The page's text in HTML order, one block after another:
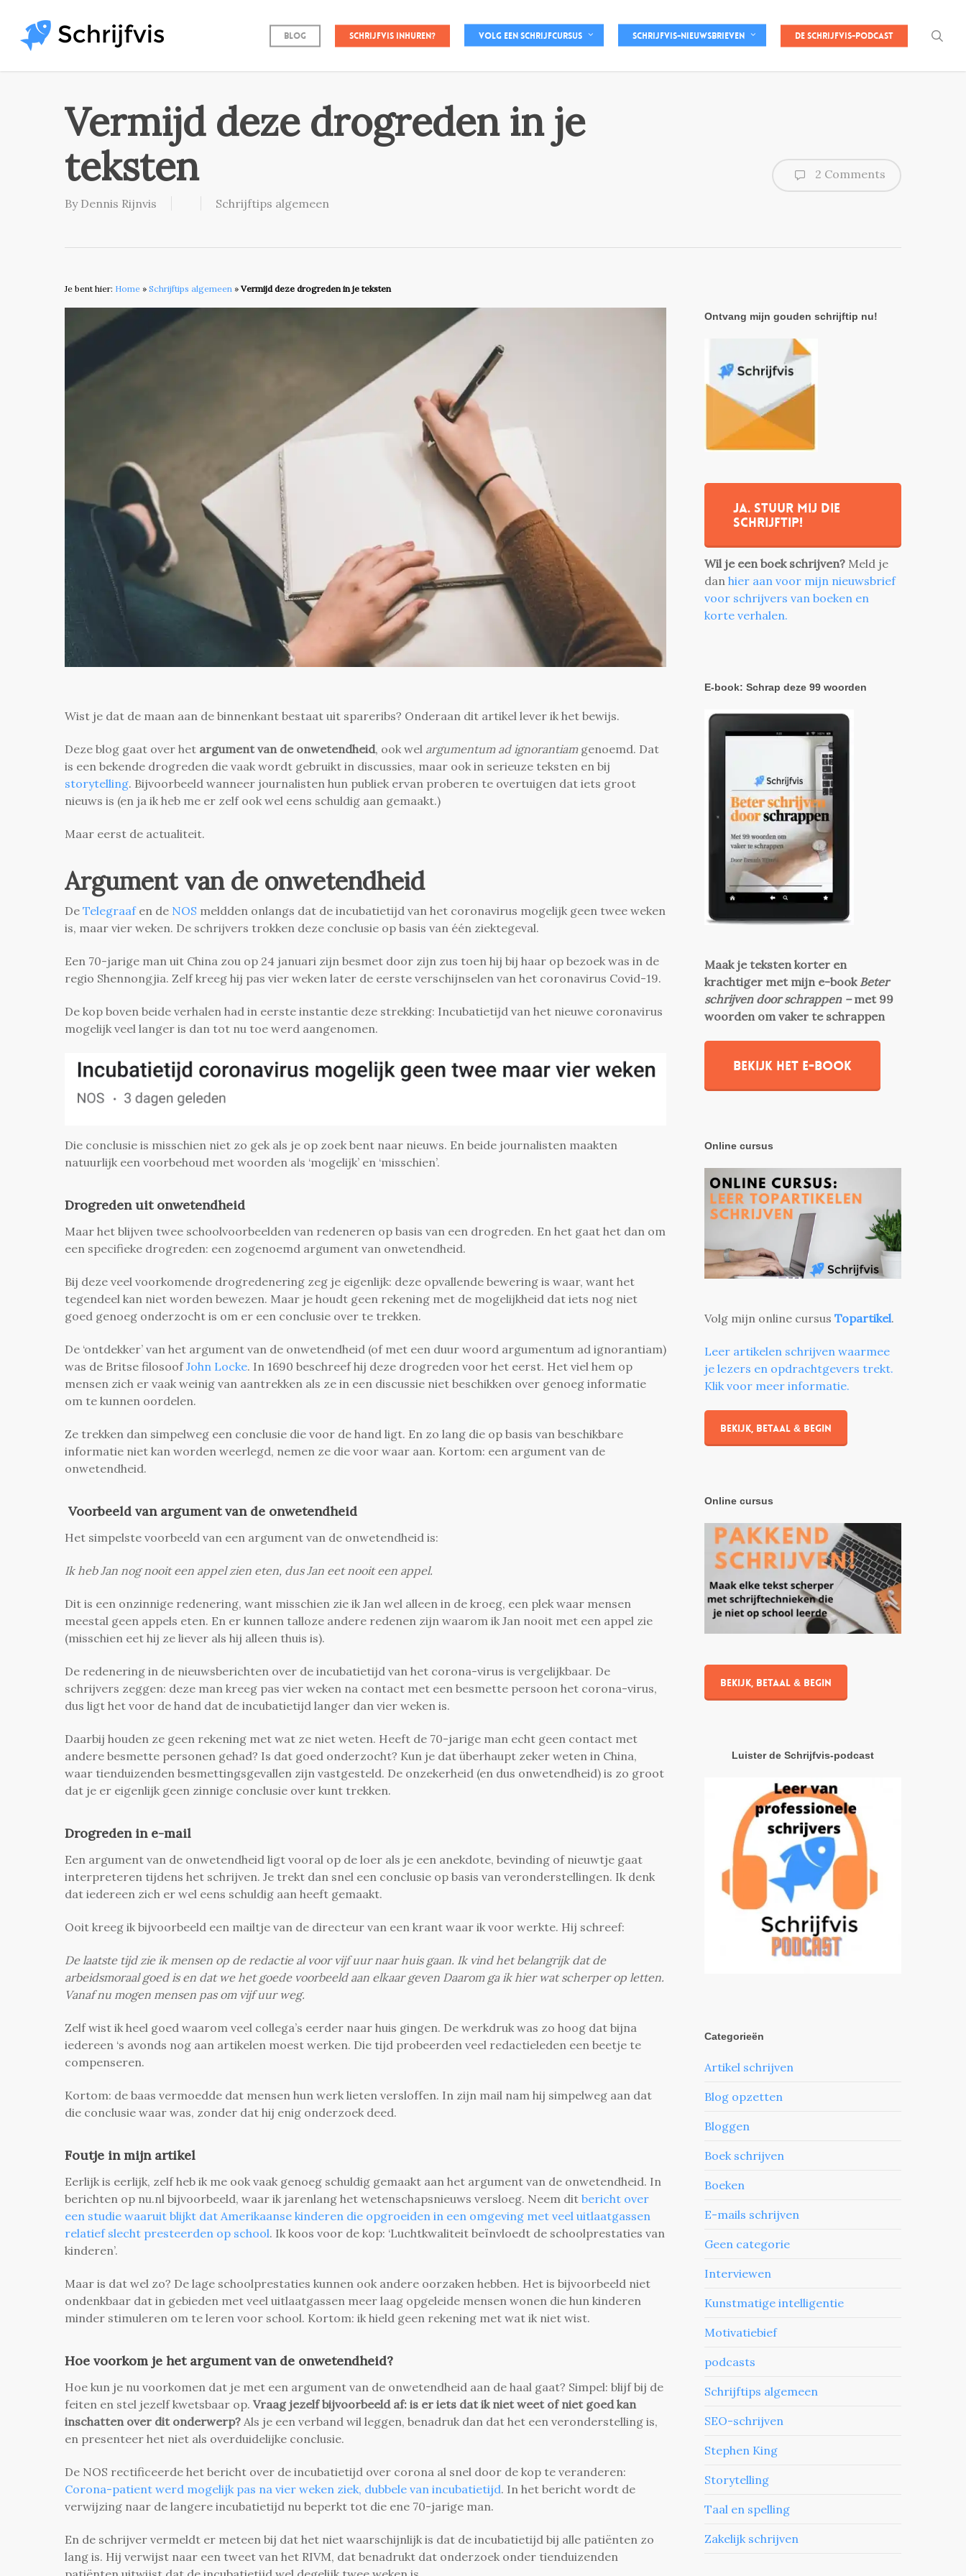
main
Blog Schrijfvis inhuren? Volg een schrijfcursus Schrijfvis-nieuwsbrieven De Schrijfvis-podcast
Vermijd deze drogreden in je
teksten
By Dennis Rijnvis Schrijftips algemeen
2 Comments
Je bent hier: Home » Schrijftips algemeen » Vermijd deze drogreden in je teksten
Wist je dat de maan aan de binnenkant bestaat uit spareribs? Onderaan dit artikel lever ik het bewijs.
Deze blog gaat over het argument van de onwetendheid, ook wel argumentum ad ignorantiamgenoemd. Dat
is een bekende drogreden die vaak wordt gebruikt in discussies, maar ook in serieuze teksten en bij
storytelling. Bijvoorbeeld wanneer journalisten hun publiek ervan proberen te overtuigen dat iets groot
nieuws is (en ja ik heb me er zelf ook wel eens schuldig aan gemaakt.)
Maar eerst de actualiteit.
Argument van de onwetendheid
De Telegraafen de NOS meldden onlangs dat de incubatietijd van het coronavirus mogelijk geen twee weken
is, maar vier weken. De schrijvers trokken deze conclusie op basis van één ziektegeval.
Een 70-jarige man uit China zou op 24 januari zijn besmet door zijn zus toen hij bij haar op bezoek was in de
regio Shennongjia. Zelf kreeg hij pas vier weken later de eerste verschijnselen van het coronavirus Covid-19.
De kop boven beide verhalen had in eerste instantie deze strekking: Incubatietijd van het nieuwe coronavirus
mogelijk veel langer is dan tot nu toe werd aangenomen.
Die conclusie is misschien niet zo gek als je op zoek bent naar nieuws. En beide journalisten maakten
natuurlijk een voorbehoud met woorden als ‘mogelijk’ en ‘misschien’.
Drogreden uit onwetendheid
Maar het blijven twee schoolvoorbeelden van redeneren op basis van een drogreden. En het gaat het dan om
een specifieke drogreden: een zogenoemd argument van onwetendheid.
Bij deze veel voorkomende drogredenering zeg je eigenlijk: deze opvallende bewering is waar, want het
tegendeel kan niet worden bewezen. Maar je houdt geen rekening met de mogelijkheid dat iets nog niet
goed genoeg onderzocht is om er een conclusie over te trekken.
De ‘ontdekker’ van het argument van de onwetendheid (of met een duur woord argumentum ad ignorantiam)
was de Britse filosoofJohn Locke. In 1690 beschreef hij deze drogreden voor het eerst. Het viel hem op
mensen zich er vaak weinig van aantrekken als ze in een discussie niet beschikken over genoeg informatie
om te kunnen oordelen.
Ze trekken dan simpelweg een conclusie die voor de hand ligt. En zo lang die op basis van beschikbare
informatie niet kan worden weerlegd, nemen ze die voor waar aan. Kortom: een argument van de
onwetendheid.
Voorbeeld van argument van de onwetendheid
Het simpelste voorbeeld van een argument van de onwetendheid is:
Ik heb Jan nog nooit een appel zien eten, dus Jan eet nooit een appel.
Dit is een onzinnige redenering, want misschien zie ik Jan wel alleen in de kroeg, een plek waar mensen
meestal geen appels eten. En er kunnen talloze andere redenen zijn waarom ik Jan nooit met een appel zie
(misschien eet hij ze liever als hij alleen thuis is).
De redenering in de nieuwsberichten over de incubatietijd van het corona-virus is vergelijkbaar. De
schrijvers zeggen: deze man kreeg pas vier weken na contact met een besmette persoon het corona-virus,
dus ligt het voor de hand dat de incubatietijd langer dan vier weken is.
Daarbij houden ze geen rekening met wat ze niet weten. Heeft de 70-jarige man echt geen contact met
andere besmette personen gehad? Is dat goed onderzocht? Kun je dat überhaupt zeker weten in China,
waar tienduizenden besmettingsgevallen zijn vastgesteld. De onzekerheid (en dus onwetendheid) is zo groot
dat je er eigenlijk geen zinnige conclusie over kunt trekken.
Drogreden in e-mail
Een argument van de onwetendheid ligt vooral op de loer als je een anekdote, bevinding of nieuwtje gaat
interpreteren tijdens het schrijven. Je trekt dan snel een conclusie op basis van veronderstellingen. Ik denk
dat iedereen zich er wel eens schuldig aan heeft gemaakt.
Ooit kreeg ik bijvoorbeeld een mailtje van de directeur van een krant waar ik voor werkte. Hij schreef:
De laatste tijd zie ik mensen op de redactie al voor vijf uur naar huis gaan. Ik vind het belangrijk dat de
arbeidsmoraal goed is en dat we het goede voorbeeld aan elkaar geven Daarom ga ik hier wat scherper op letten.
Vanaf nu mogen mensen pas om vijf uur weg.
Zelf wist ik heel goed waarom veel collega’s eerder naar huis gingen. De werkdruk was zo hoog dat bijna
iedereen ‘s avonds nog aan artikelen moest werken. Die tijd probeerden veel redactieleden een beetje te
compenseren.
Kortom: de baas vermoedde dat mensen hun werk lieten versloffen. In zijn mail nam hij simpelweg aan dat
die conclusie waar was, zonder dat hij enig onderzoek deed.
Foutje in mijn artikel
Eerlijk is eerlijk, zelf heb ik me ook vaak genoeg schuldig gemaakt aan het argument van de onwetendheid. In
berichten op nu.nl bijvoorbeeld, waar ik jarenlang het wetenschapsnieuws versloeg. Neem dit bericht over
een studie waaruit blijkt dat Amerikaanse kinderen die opgroeiden in een omgeving met veel uitlaatgassen
relatief slecht presteerden op school. Ik koos voor de kop: ‘Luchtkwaliteit beïnvloedt de schoolprestaties van
kinderen’.
Maar is dat wel zo? De lage schoolprestaties kunnen ook andere oorzaken hebben. Het is bijvoorbeeld niet
ondenkbaar dat in gebieden met veel uitlaatgassen meer laag opgeleide mensen wonen die hun kinderen
minder stimuleren om te leren voor school. Kortom: ik hield geen rekening met wat ik niet wist.
Hoe voorkom je het argument van de onwetendheid?
Hoe kun je nu voorkomen dat je met een argument van de onwetendheid aan de haal gaat? Simpel: blijf bij de
feiten en stel jezelf kwetsbaar op. Vraag jezelf bijvoorbeeld af: is er iets dat ik niet weet of niet goed kan
inschatten over dit onderwerp? Als je een verband wil leggen, benadruk dan dat het een veronderstelling is,
en presenteer het niet als overduidelijke conclusie.
De NOS rectificeerde het bericht over de incubatietijd over corona al snel door de kop te veranderen:
Corona-patient werd mogelijk pas na vier weken ziek, dubbele van incubatietijd. In het bericht wordt de
verwijzing naar de langere incubatietijd nu beperkt tot die ene 70-jarige man.
En de schrijver vermeldt er meteen bij dat het niet waarschijnlijk is dat de incubatietijd bij alle patiënten zo
lang is. Hij verwijst naar een tweet van het RIVM, dat benadrukt dat onderzoek onder tienduizenden
Ontvang mijn gouden schrijftip nu!
Ja. stuur mij die
schrijftip!
Wil je een boek schrijven? Meld je
danhier aan voor mijn nieuwsbrief
voor schrijvers van boeken en
korte verhalen.
E-book: Schrap deze 99 woorden
Maak je teksten korter en
krachtiger met mijn e-book Beter
schrijven door schrappen –met 99
woorden om vaker te schrappen
Bekijk het e-book
Online cursus
Volg mijn online cursusTopartikel.
Leer artikelen schrijven waarmee
je lezers en opdrachtgevers trekt.
Klik voor meer informatie.
Bekijk, betaal & begin
Online cursus
Bekijk, betaal & begin
Luister de Schrijfvis-podcast
Categorieën
Artikel schrijven
Blog opzetten
Bloggen
Boek schrijven
Boeken
E-mails schrijven
Geen categorie
Interviewen
Kunstmatige intelligentie
Motivatiebief
podcasts
Schrijftips algemeen
SEO-schrijven
Stephen King
Storytelling
Taal en spelling
Zakelijk schrijven